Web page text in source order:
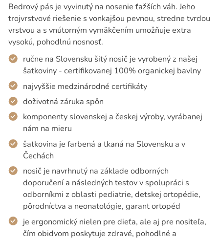
Bedrový pás je vyvinutý na nosenie ťažších váh. Jeho
trojvrstvové riešenie s vonkajšou pevnou, stredne tvrdou
vrstvou a s vnútorným vymäkčením umožňuje extra
vysokú, pohodlnú nosnosť.
ručne na Slovensku šitý nosič je vyrobený z našej
šatkoviny - certifikovanej 100% organickej bavlny
najvyššie medzinárodné certifikáty
doživotná záruka spôn
komponenty slovenskej a českej výroby, vyrábanej
nám na mieru
šatkovina je farbená a tkaná na Slovensku a v
Čechách
nosič je navrhnutý na základe odborných
doporučení a následných testov v spolupráci s
odborníkmi z oblasti pediatrie, detskej ortopédie,
pôrodníctva a neonatológie, garant ortopéd
je ergonomický nielen pre dieťa, ale aj pre nositeľa,
čím obidvom poskytuje zdravé, pohodlné a